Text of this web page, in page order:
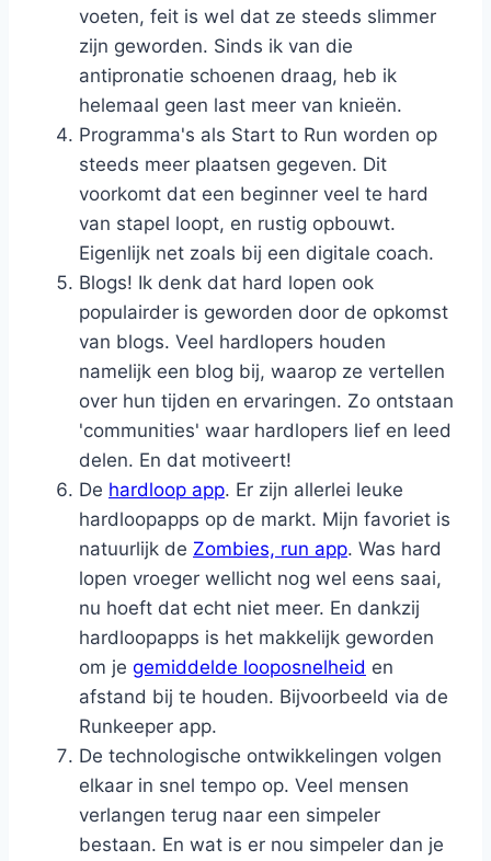
voeten, feit is wel dat ze steeds slimmer
zijn geworden. Sinds ik van die
antipronatie schoenen draag, heb ik
helemaal geen last meer van knieën.
Programma's als Start to Run worden op
steeds meer plaatsen gegeven. Dit
voorkomt dat een beginner veel te hard
van stapel loopt, en rustig opbouwt.
Eigenlijk net zoals bij een digitale coach.
Blogs! Ik denk dat hard lopen ook
populairder is geworden door de opkomst
van blogs. Veel hardlopers houden
namelijk een blog bij, waarop ze vertellen
over hun tijden en ervaringen. Zo ontstaan
'communities' waar hardlopers lief en leed
delen. En dat motiveert!
De hardloop app. Er zijn allerlei leuke
hardloopapps op de markt. Mijn favoriet is
natuurlijk de Zombies, run app. Was hard
lopen vroeger wellicht nog wel eens saai,
nu hoeft dat echt niet meer. En dankzij
hardloopapps is het makkelijk geworden
om je gemiddelde looposnelheid en
afstand bij te houden. Bijvoorbeeld via de
Runkeeper app.
De technologische ontwikkelingen volgen
elkaar in snel tempo op. Veel mensen
verlangen terug naar een simpeler
bestaan. En wat is er nou simpeler dan je